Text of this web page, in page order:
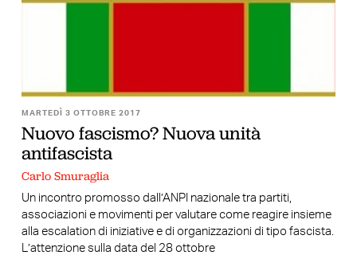
MARTEDÌ 3 OTTOBRE 2017
Nuovo fascismo? Nuova unità
antifascista
Carlo Smuraglia
Un incontro promosso dall’ANPI nazionale tra partiti,
associazioni e movimenti per valutare come reagire insieme
alla escalation di iniziative e di organizzazioni di tipo fascista.
L’attenzione sulla data del 28 ottobre